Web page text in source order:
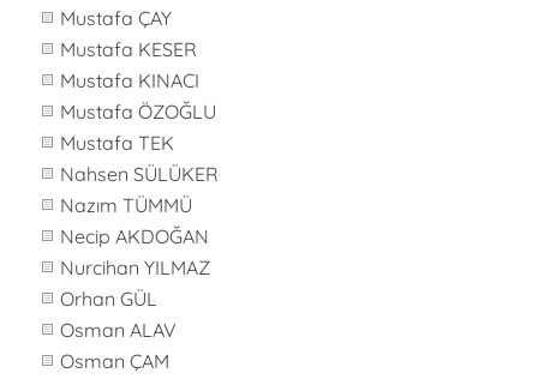
Mustafa ÇAY
Mustafa KESER
Mustafa KINACI
Mustafa ÖZOĞLU
Mustafa TEK
Nahsen SÜLÜKER
Nazım TÜMMÜ
Necip AKDOĞAN
Nurcihan YILMAZ
Orhan GÜL
Osman ALAV
Osman ÇAM